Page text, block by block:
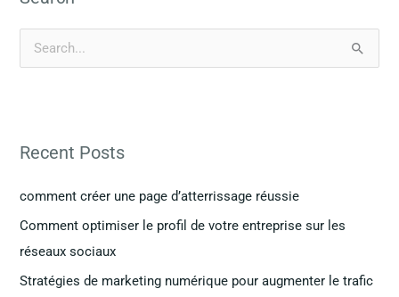
e
h
e
r
Recent Posts
comment créer une page d’atterrissage réussie
Comment optimiser le profil de votre entreprise sur les
réseaux sociaux
Stratégies de marketing numérique pour augmenter le trafic